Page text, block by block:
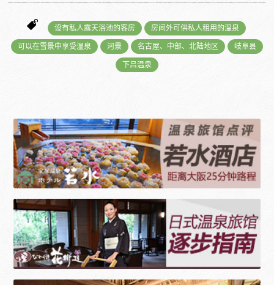
设有私人露天浴池的客房 房间外可供私人租用的温泉
可以在雪景中享受温泉 河景 名古屋、中部、北陆地区 岐阜县
下吕温泉